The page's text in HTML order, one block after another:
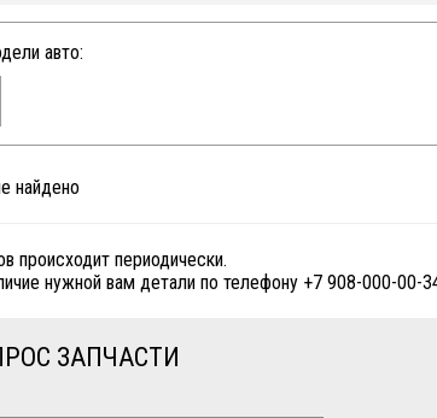
авто:
найдено
происходит периодически.
нужной вам детали по телефону +7 908-000-00-
ЗАПЧАСТИ